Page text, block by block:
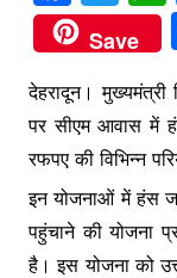
a
c
e
b
o
o
k
w
itt
er
Save
देहरादून। मुख्यमंत्री
पर सीएम आवास में
रफपए की विभिन्न
इन योजनाओं में हंस
पहुंचाने की योजना
है। इस योजना को